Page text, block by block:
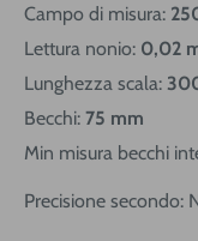
Campo di misura:
Lettura nonio: 0,02
Lunghezza scala:
Becchi: 75 mm
Min misura becchi
Precisione